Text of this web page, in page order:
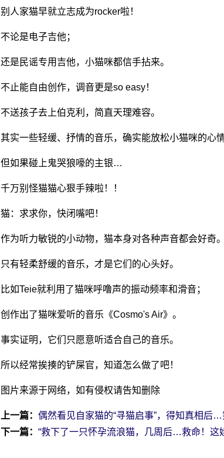
别人家猫早就立志成为rocker啦！
不论是电子吉他；
还是民谣专用吉他，小猫咪都信手拈来。
不止能自由创作，调音更是so easy！
不送孩子去上伯克利，简直天理难容。
其实一些轻缓、抒情的音乐，确实能放松小猫咪的心
但如果碰上鬼哭狼嚎的主银…
千万别怪猫猫心狠手辣啦！！
猫：求求你，快闭嘴吧！
作为听力敏锐的小动物，猫本身对各种声音都会好奇
只有轻柔舒缓的音乐，才是它们的心头好。
比如Teie就利用了猫咪呼噜声的振动频率和滑音；
创作出了猫咪爱听的音乐《Cosmo's Air》。
事实证明，它们只愿意听适合自己的音乐。
所以经常挨揍的铲屎官，知道怎么做了吧！
图片来源于网络，如有侵权请告知删除
上一篇： 偶然看见自家猫的“寻猫启事”，得知真相后
下一篇： “救下了一只怀孕流浪猫，几周后…救命！这